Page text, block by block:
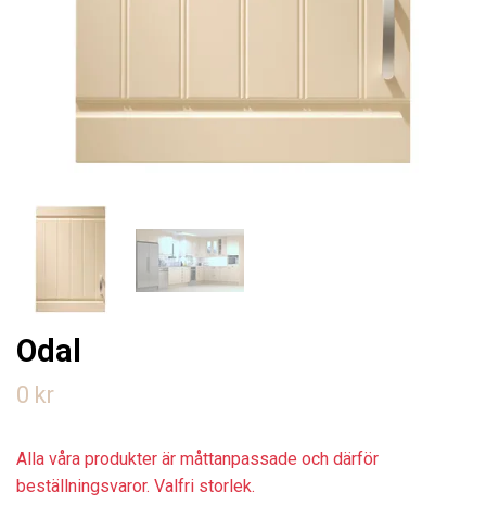
Odal
0 kr
Alla våra produkter är måttanpassade och därför
beställningsvaror. Valfri storlek.